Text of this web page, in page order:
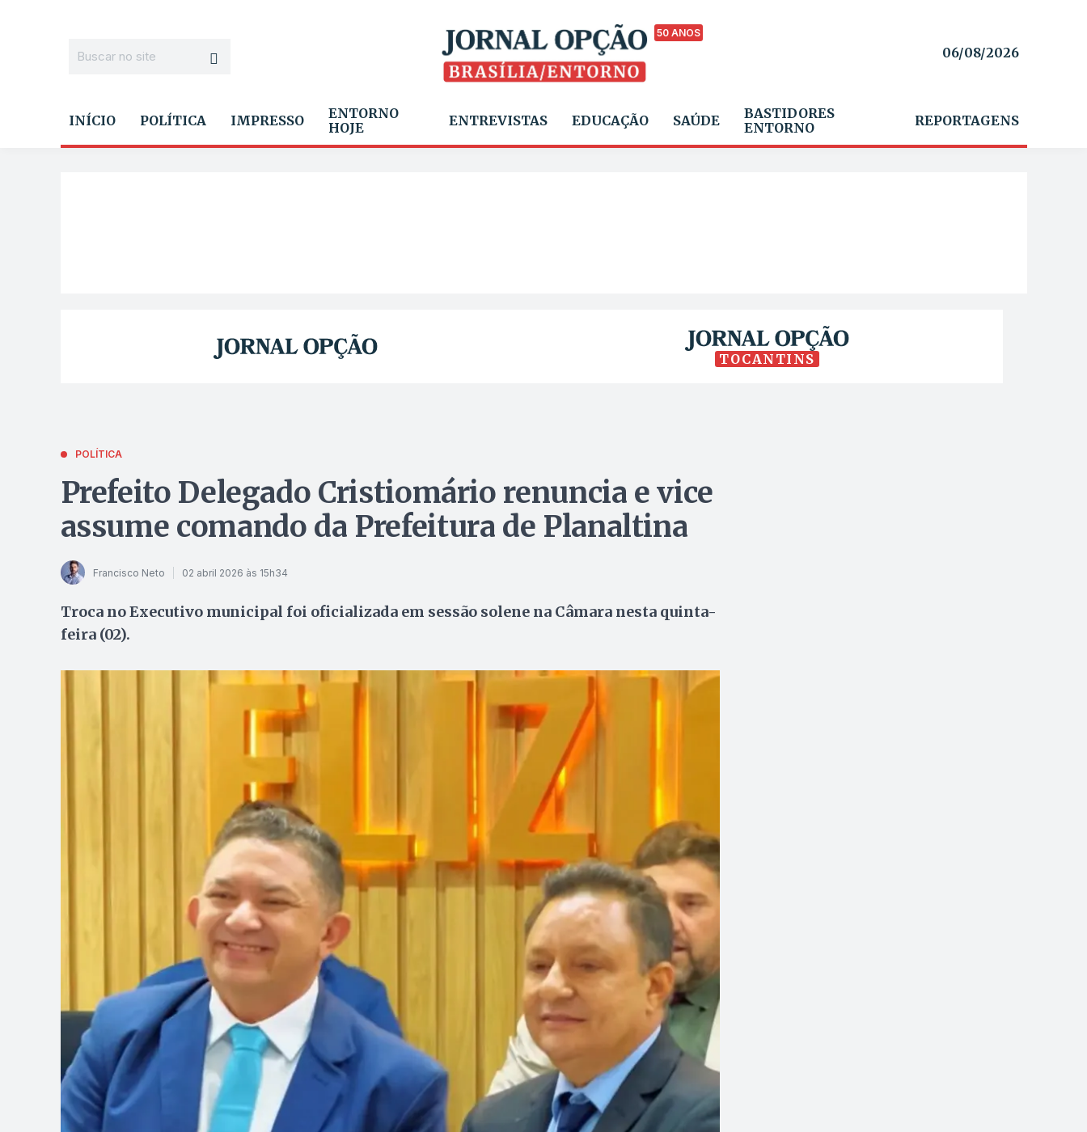
50 ANOS
06/08/2026
INÍCIO POLÍTICA IMPRESSO
ENTORNO
HOJE
ENTREVISTAS EDUCAÇÃO SAÚDE
BASTIDORES
ENTORNO
REPORTAGENS
TOCANTINS
POLÍTICA
Prefeito Delegado Cristiomário renuncia e vice
assume comando da Prefeitura de Planaltina
Francisco Neto 02 abril 2026 às 15h34
Troca no Executivo municipal foi oficializada em sessão solene na Câmara nesta quinta-
feira (02).